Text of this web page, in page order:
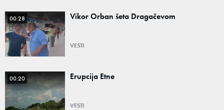
00:28 Vikor Orban šeta Dragačevom
VESTI
00:20 Erupcija Etne
VESTI